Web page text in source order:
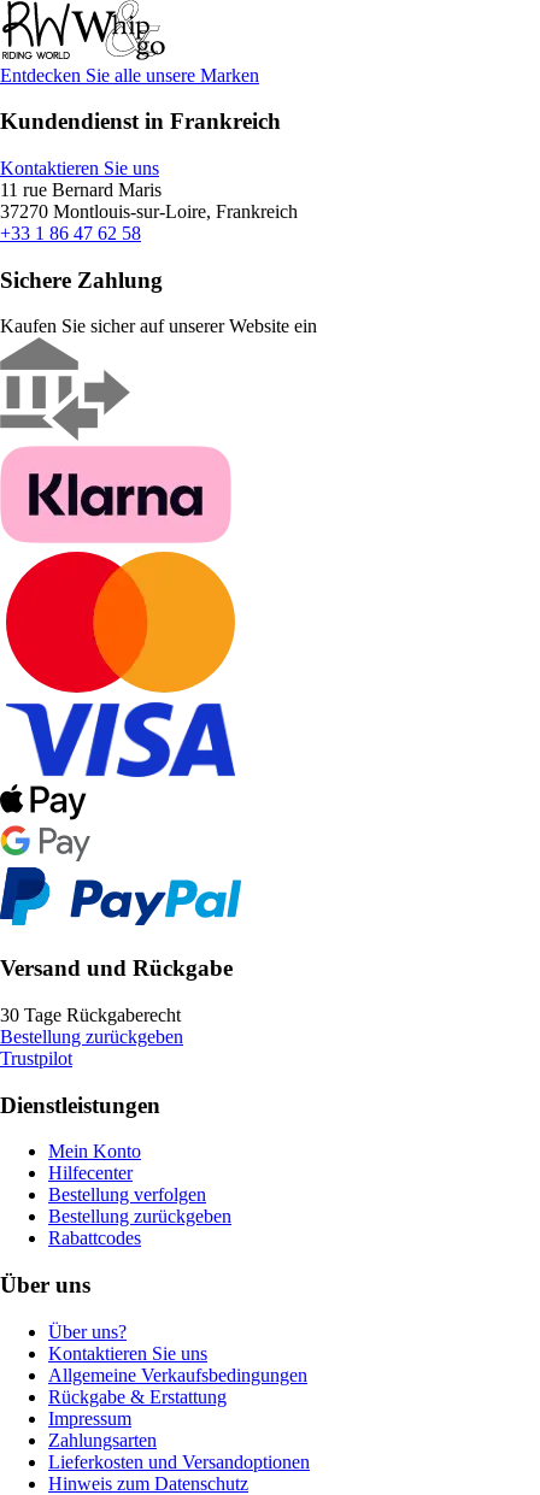
Entdecken Sie alle unsere Marken
Kundendienst in Frankreich
Kontaktieren Sie uns
11 rue Bernard Maris
37270 Montlouis-sur-Loire, Frankreich
+33 1 86 47 62 58
Sichere Zahlung
Kaufen Sie sicher auf unserer Website ein
Versand und Rückgabe
30 Tage Rückgaberecht
Bestellung zurückgeben
Trustpilot
Dienstleistungen
Mein Konto
Hilfecenter
Bestellung verfolgen
Bestellung zurückgeben
Rabattcodes
Über uns
Über uns?
Kontaktieren Sie uns
Allgemeine Verkaufsbedingungen
Rückgabe & Erstattung
Impressum
Zahlungsarten
Lieferkosten und Versandoptionen
Hinweis zum Datenschutz